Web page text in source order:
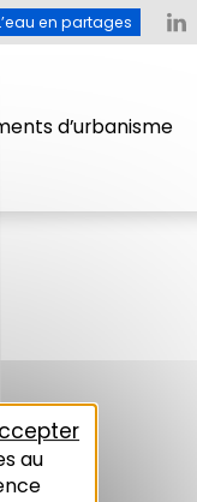
d’urbanisme
en partages
au